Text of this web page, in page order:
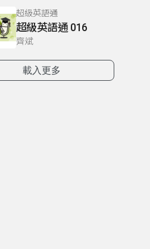
超級英語通
超級英語通 016
齊斌
載入更多